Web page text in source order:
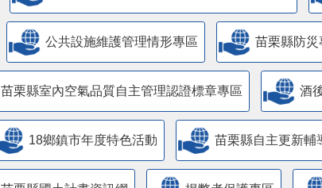
​公共設施維護管理情形專區 苗栗縣防災
苗栗縣室內空氣品質自主管理認證標章專區 酒
18鄉鎮市年度特色活動 苗栗縣自主更新輔